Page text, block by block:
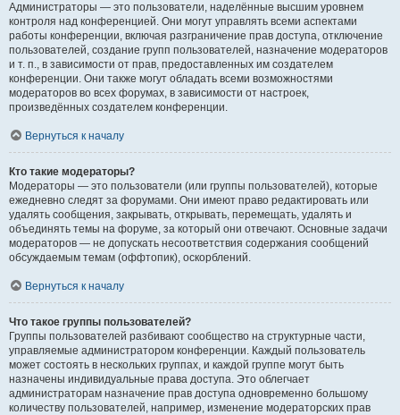
Администраторы — это пользователи, наделённые высшим уровнем
контроля над конференцией. Они могут управлять всеми аспектами
работы конференции, включая разграничение прав доступа, отключение
пользователей, создание групп пользователей, назначение модераторов
и т. п., в зависимости от прав, предоставленных им создателем
конференции. Они также могут обладать всеми возможностями
модераторов во всех форумах, в зависимости от настроек,
произведённых создателем конференции.
Вернуться к началу
Кто такие модераторы?
Модераторы — это пользователи (или группы пользователей), которые
ежедневно следят за форумами. Они имеют право редактировать или
удалять сообщения, закрывать, открывать, перемещать, удалять и
объединять темы на форуме, за который они отвечают. Основные задачи
модераторов — не допускать несоответствия содержания сообщений
обсуждаемым темам (оффтопик), оскорблений.
Вернуться к началу
Что такое группы пользователей?
Группы пользователей разбивают сообщество на структурные части,
управляемые администратором конференции. Каждый пользователь
может состоять в нескольких группах, и каждой группе могут быть
назначены индивидуальные права доступа. Это облегчает
администраторам назначение прав доступа одновременно большому
количеству пользователей, например, изменение модераторских прав